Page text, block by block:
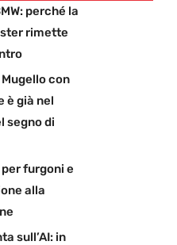
perché la
rimette
con
è già nel
segno di
furgoni e
alla
sull’AI: in